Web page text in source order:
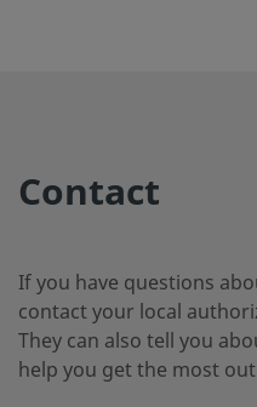
B-1410-7-
12
Messing
Contact
If you have questions
contact your local
They can also tell you
help you get the most